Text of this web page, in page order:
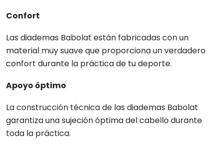
Confort
Las diademas Babolat están fabricadas con un
material muy suave que proporciona un verdadero
confort durante la práctica de tu deporte.
Apoyo óptimo
La construcción técnica de las diademas Babolat
garantiza una sujeción óptima del cabello durante
toda la práctica.